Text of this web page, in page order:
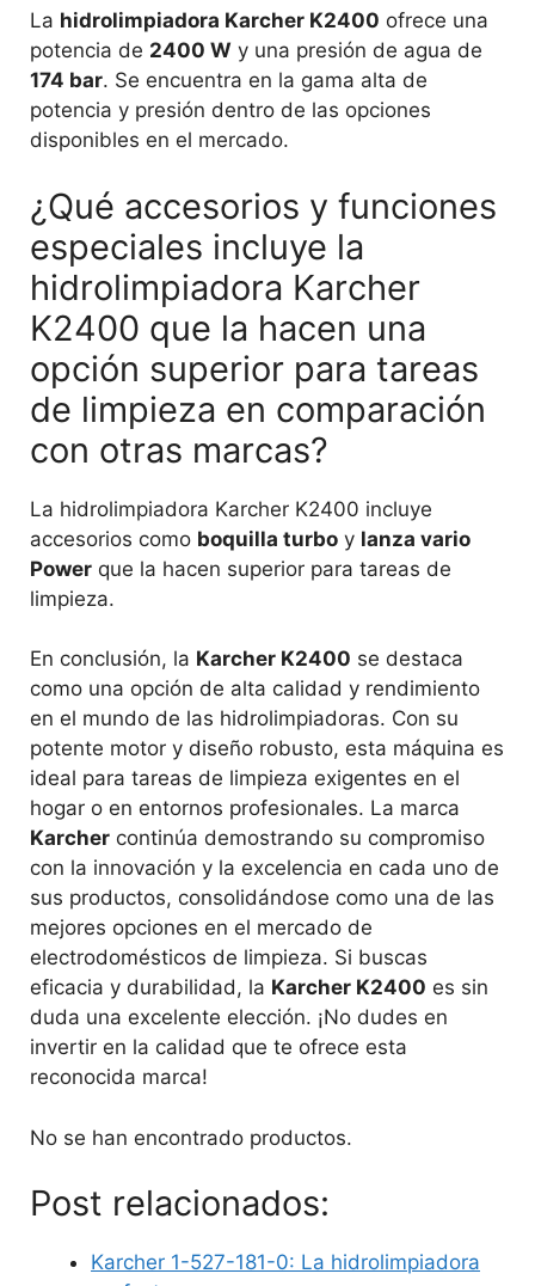
La hidrolimpiadora Karcher K2400 ofrece una
potencia de 2400 W y una presión de agua de
174 bar. Se encuentra en la gama alta de
potencia y presión dentro de las opciones
disponibles en el mercado.
¿Qué accesorios y funciones
especiales incluye la
hidrolimpiadora Karcher
K2400 que la hacen una
opción superior para tareas
de limpieza en comparación
con otras marcas?
La hidrolimpiadora Karcher K2400 incluye
accesorios como boquilla turbo y lanza vario
Power que la hacen superior para tareas de
limpieza.
En conclusión, la Karcher K2400 se destaca
como una opción de alta calidad y rendimiento
en el mundo de las hidrolimpiadoras. Con su
potente motor y diseño robusto, esta máquina es
ideal para tareas de limpieza exigentes en el
hogar o en entornos profesionales. La marca
Karcher continúa demostrando su compromiso
con la innovación y la excelencia en cada uno de
sus productos, consolidándose como una de las
mejores opciones en el mercado de
electrodomésticos de limpieza. Si buscas
eficacia y durabilidad, la Karcher K2400 es sin
duda una excelente elección. ¡No dudes en
invertir en la calidad que te ofrece esta
reconocida marca!
No se han encontrado productos.
Post relacionados:
Karcher 1-527-181-0: La hidrolimpiadora